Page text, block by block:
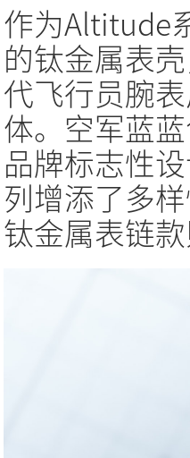
作为Altitude
的钛金属表
代飞行员腕
体。空军蓝
品牌标志性
列增添了多
钛金属表链